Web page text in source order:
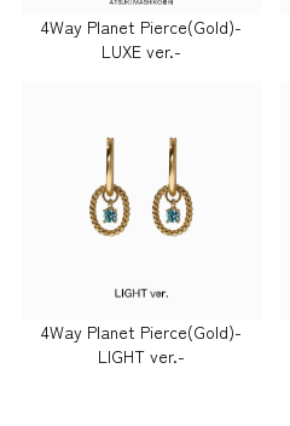
4Way Planet Pierce(Gold)-
LUXE ver.-
4Way Planet Pierce(Gold)-
LIGHT ver.-